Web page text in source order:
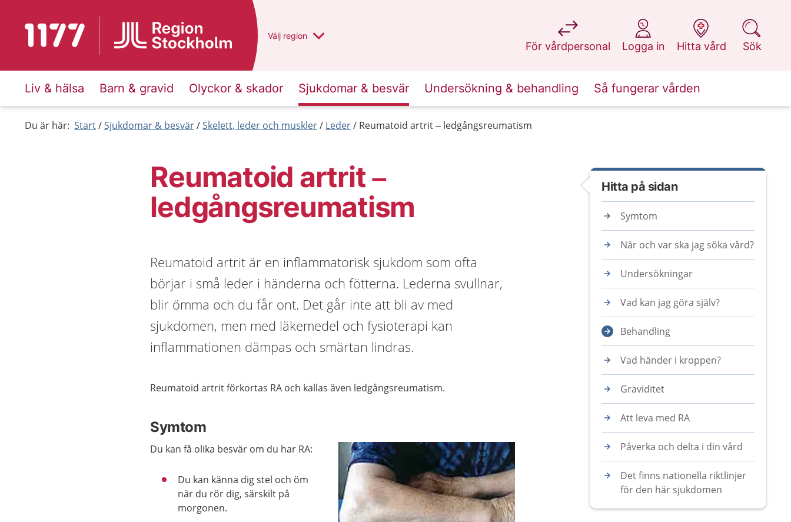
Till startsidan för 1177 Du har valt region
Välj en annan
region
För vårdpersonal
på 1177.se
Logga in
på 1177.se
Hitta vård
på 1177.se
Sök
på 1177.se
Liv & hälsa Barn & gravid Olyckor & skador Sjukdomar & besvär Undersökning & behandling Så fungerar vården
Du är här: Start Sjukdomar & besvär Skelett, leder och muskler Leder Reumatoid artrit – ledgångsreumatism
Reumatoid artrit –
ledgångsreumatism
Reumatoid artrit är en inflammatorisk sjukdom som ofta
börjar i små leder i händerna och fötterna. Lederna svullnar,
blir ömma och du får ont. Det går inte att bli av med
sjukdomen, men med läkemedel och fysioterapi kan
inflammationen dämpas och smärtan lindras.
Reumatoid artrit förkortas RA och kallas även ledgångsreumatism.
Symtom
Du kan få olika besvär om du har RA:
Du kan känna dig stel och öm
när du rör dig, särskilt på
morgonen.
Hitta på sidan
Symtom
När och var ska jag söka vård?
Undersökningar
Vad kan jag göra själv?
Behandling
Vad händer i kroppen?
Graviditet
Att leva med RA
Påverka och delta i din vård
Det finns nationella riktlinjer
för den här sjukdomen